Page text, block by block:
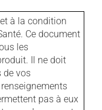
à la condition
Ce document
les
Il ne doit
de vos
pas à eux